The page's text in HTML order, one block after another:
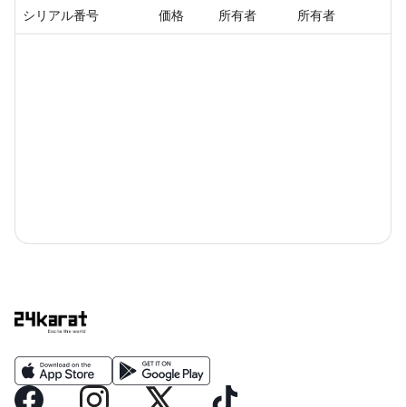
シリアル番号 価格 所有者 所有者